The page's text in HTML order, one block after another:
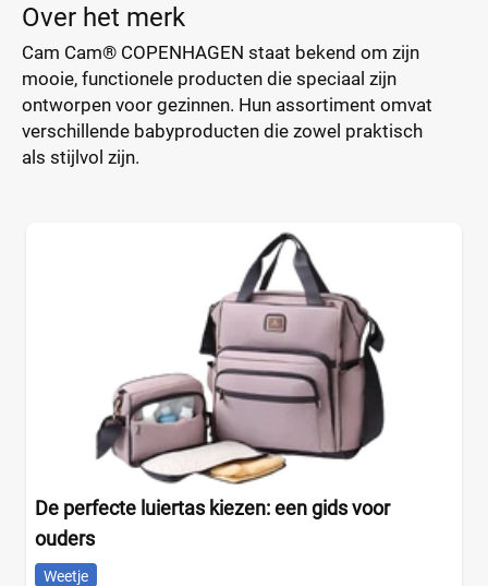
Over het merk
Cam Cam® COPENHAGEN staat bekend om zijn
mooie, functionele producten die speciaal zijn
ontworpen voor gezinnen. Hun assortiment omvat
verschillende babyproducten die zowel praktisch
als stijlvol zijn.
De perfecte luiertas kiezen: een gids voor
ouders
Weetje